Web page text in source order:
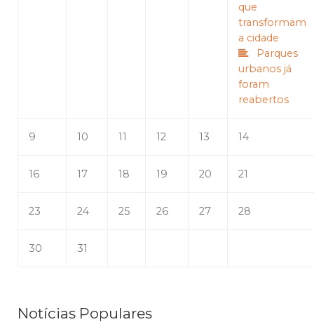
que
transformam
a cidade
Parques
urbanos já
foram
reabertos
9 10 11 12 13 14
16 17 18 19 20 21
23 24 25 26 27 28
30 31
Notícias Populares